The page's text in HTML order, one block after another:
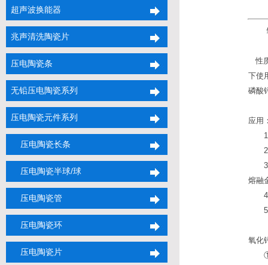
超声波换能器
兆声清洗陶瓷片
压电陶瓷条
无铅压电陶瓷系列
压电陶瓷元件系列
压电陶瓷长条
压电陶瓷半球/球
压电陶瓷管
压电陶瓷环
压电陶瓷片
氧
性
下使
磷酸
应用
1）
2）
3）
熔融
4）
5）
氧化
①容